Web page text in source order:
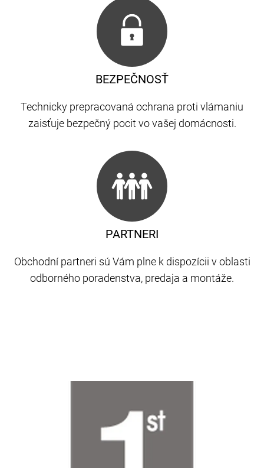
PARTNERI
Obchodní partneri sú Vám plne k dispozícii v oblasti
odborného poradenstva, predaja a montáže.
BEZPEČNOSŤ
Technicky prepracovaná ochrana proti vlámaniu
zaisťuje bezpečný pocit vo vašej domácnosti.